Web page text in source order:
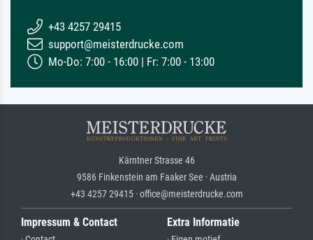
+43 4257 29415
support@meisterdrucke.com
Mo-Do: 7:00 - 16:00 | Fr: 7:00 - 13:00
Kärntner Strasse 46
9586 Finkenstein am Faaker See · Austria
+43 4257 29415 · office@meisterdrucke.com
Impressum & Contact Extra Informatie